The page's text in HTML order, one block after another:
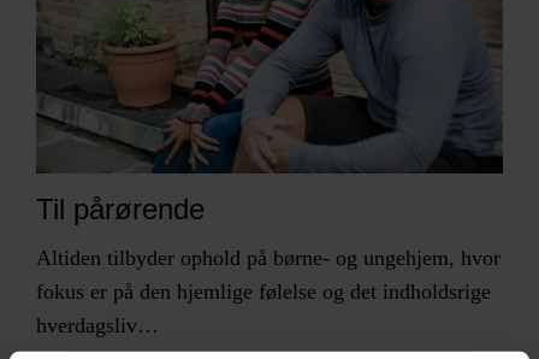
Til pårørende
Altiden tilbyder ophold på børne- og ungehjem, hvor
fokus er på den hjemlige følelse og det indholdsrige
hverdagsliv…